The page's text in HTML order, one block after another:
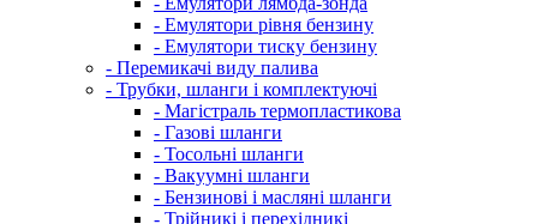
- Емулятори рівня бензину
- Емулятори тиску бензину
- Перемикачі виду палива
- Трубки, шланги і комплектуючі
- Магістраль термопластикова
- Газові шланги
- Тосольні шланги
- Вакуумні шланги
- Бензинові і масляні шланги
- Трійникі і перехідникі